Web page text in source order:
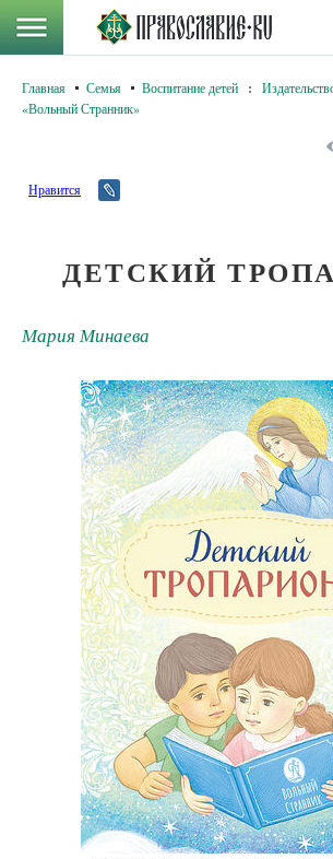
Главная Семья Воспитание детей :
«Вольный Странник»
Нравится
ДЕТСКИЙ
Мария Минаева